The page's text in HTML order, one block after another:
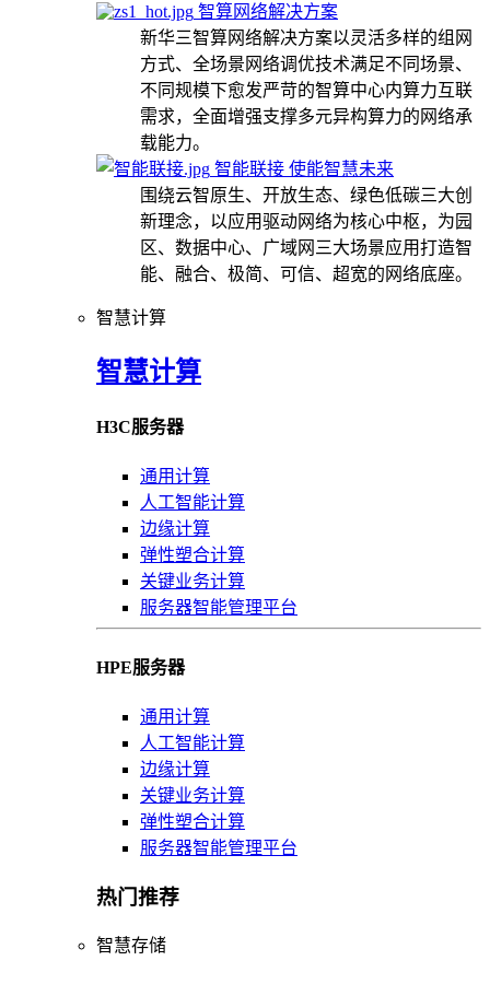
智算网络解决方案
新华三智算网络解决方案以灵活多样的组网
方式、全场景网络调优技术满足不同场景、
不同规模下愈发严苛的智算中心内算力互联
需求，全面增强支撑多元异构算力的网络承
载能力。
智能联接 使能智慧未来
围绕云智原生、开放生态、绿色低碳三大创
新理念，以应用驱动网络为核心中枢，为园
区、数据中心、广域网三大场景应用打造智
能、融合、极简、可信、超宽的网络底座。
智慧计算
智慧计算
H3C服务器
通用计算
人工智能计算
边缘计算
弹性塑合计算
关键业务计算
服务器智能管理平台
HPE服务器
通用计算
人工智能计算
边缘计算
关键业务计算
弹性塑合计算
服务器智能管理平台
热门推荐
智慧存储